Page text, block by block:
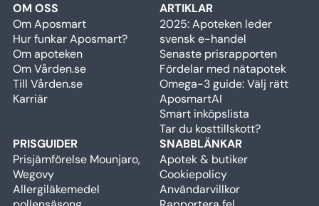
OM OSS
Om Aposmart
Hur funkar Aposmart?
Om apoteken
Om Vården.se
Till Vården.se
Karriär
ARTIKLAR
2025: Apoteken leder
svensk e-handel
Senaste prisrapporten
Fördelar med nätapotek
Omega-3 guide: Välj rätt
AposmartAI
Smart inköpslista
Tar du kosttillskott?
PRISGUIDER
Prisjämförelse Mounjaro,
Wegovy
Allergiläkemedel
SNABBLÄNKAR
Apotek & butiker
Cookiepolicy
Användarvillkor